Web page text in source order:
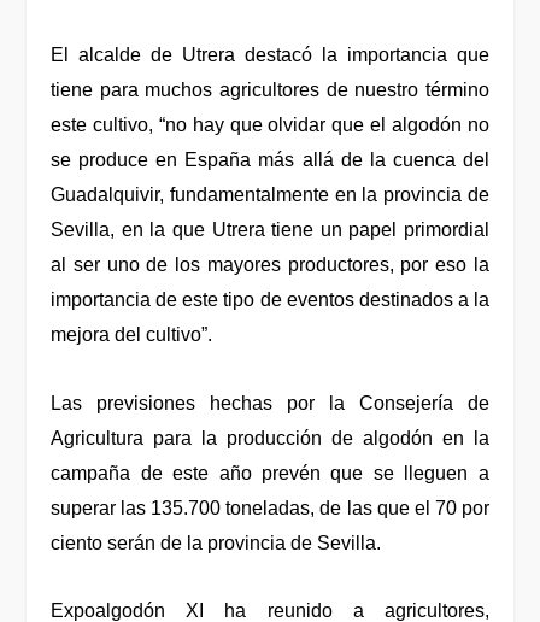
El alcalde de Utrera destacó la importancia que
tiene para muchos agricultores de nuestro término
este cultivo, “no hay que olvidar que el algodón no
se produce en España más allá de la cuenca del
Guadalquivir, fundamentalmente en la provincia de
Sevilla, en la que Utrera tiene un papel primordial
al ser uno de los mayores productores, por eso la
importancia de este tipo de eventos destinados a la
mejora del cultivo”.
Las previsiones hechas por la Consejería de
Agricultura para la producción de algodón en la
campaña de este año prevén que se lleguen a
superar las 135.700 toneladas, de las que el 70 por
ciento serán de la provincia de Sevilla.
Expoalgodón XI ha reunido a agricultores,